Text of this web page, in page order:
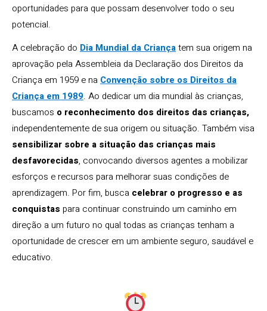
oportunidades para que possam desenvolver todo o seu
potencial.
A celebração do Dia Mundial da Criançatem sua origem na
aprovação pela Assembleia da Declaração dos Direitos da
Criança em 1959 e na Convenção sobre os Direitos da
Criança em 1989. Ao dedicar um dia mundial às crianças,
buscamos o reconhecimento dos direitos das crianças,
independentemente de sua origem ou situação. Também visa
sensibilizar sobre a situação das crianças mais
desfavorecidas, convocando diversos agentes a mobilizar
esforços e recursos para melhorar suas condições de
aprendizagem. Por fim, busca celebrar o progresso e as
conquistas para continuar construindo um caminho em
direção a um futuro no qual todas as crianças tenham a
oportunidade de crescer em um ambiente seguro, saudável e
educativo.